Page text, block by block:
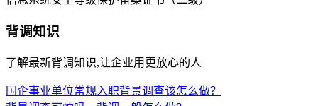
背调知识
了解最新背调知识,让企业用更放心的人
国企事业单位常规入职背景调查该怎么做？